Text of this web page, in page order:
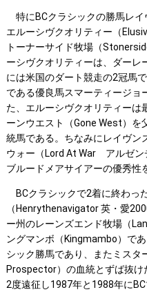
特にBCクラシックの勝馬レイ
エルーシヴクオリティー（
トーナーサイド牧場（
ーシヴクオリティーは、ダーレ
には米国のダート競走の2冠馬
である優良馬スマーティージ
た、エルーシヴクオリティーは
ーンウエスト（Gone West）を
統馬である。ちなみにレイヴン
ウォー（Lord At War アルゼン
ブルードメアサイアーの優秀性
BCクラシックで2着に終わっ
（Henrythenavigator 英・愛
ー州のレーンズエンド牧場（
ングマンボ（Kingmambo）で
シック勝馬であり、またミスタ
Prospector）の血統とずば抜
2度遠征し1987年と1988年に